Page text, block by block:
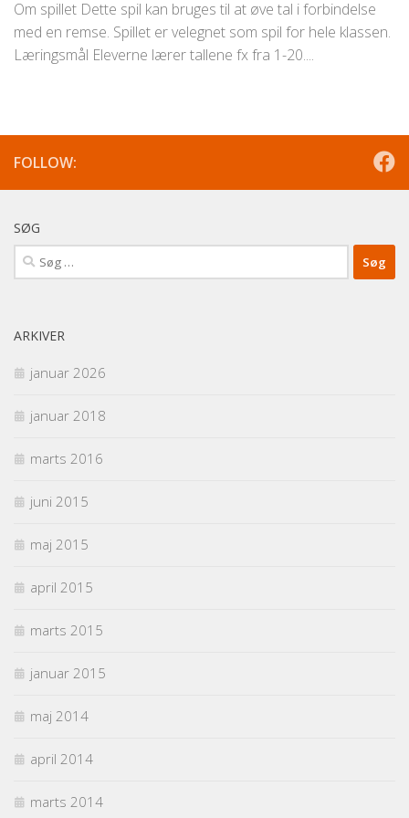
Om spillet Dette spil kan bruges til at øve tal i forbindelse
med en remse. Spillet er velegnet som spil for hele klassen.
Læringsmål Eleverne lærer tallene fx fra 1-20....
FOLLOW:
SØG
Søg
efter:
ARKIVER
januar 2026
januar 2018
marts 2016
juni 2015
maj 2015
april 2015
marts 2015
januar 2015
maj 2014
april 2014
marts 2014